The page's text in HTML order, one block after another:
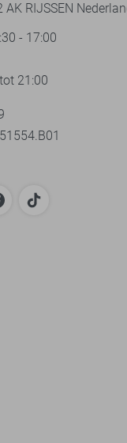
RIJSSEN
- 17:00
21:00